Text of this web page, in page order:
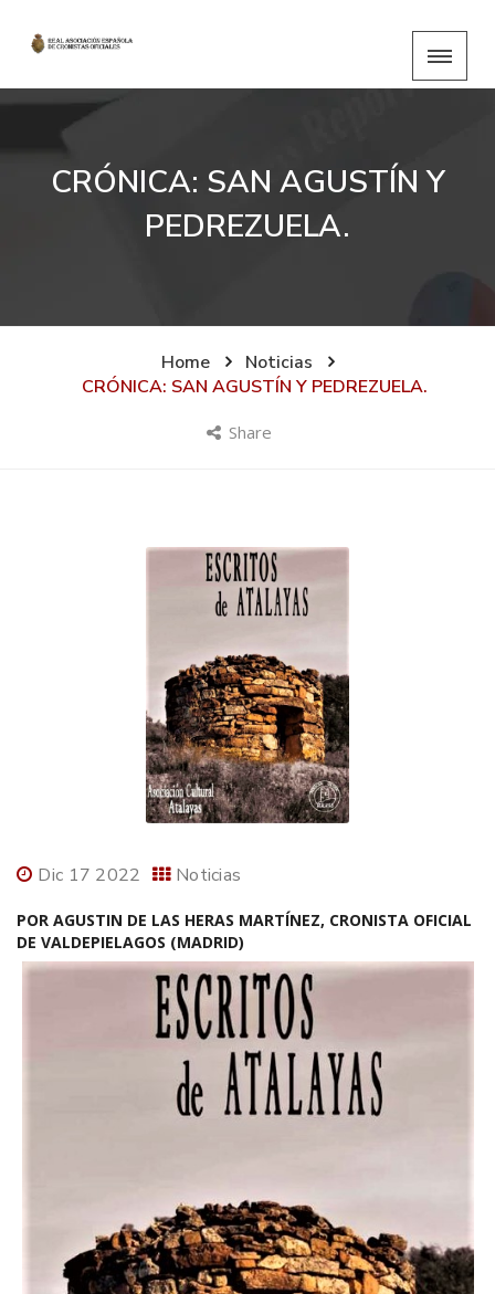
CRÓNICA: SAN AGUSTÍN Y
PEDREZUELA.
Home
Noticias
CRÓNICA: SAN AGUSTÍN Y PEDREZUELA.
Share
Dic 17 2022 Noticias
POR AGUSTIN DE LAS HERAS MARTÍNEZ, CRONISTA OFICIAL
DE VALDEPIELAGOS (MADRID)